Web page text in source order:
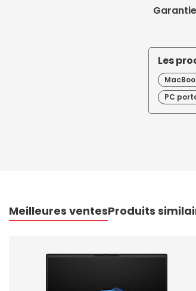
Les
PC
Meilleures ventesProduits